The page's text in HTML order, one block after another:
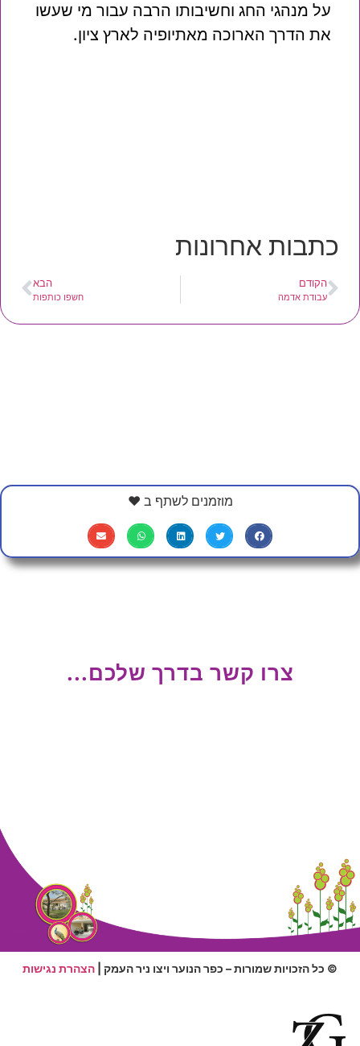
על מנהגי החג וחשיבותו הרבה עבור מי שעשו
את הדרך הארוכה מאתיופיה לארץ ציון.
כתבות אחרונות
הקודם
עבודת אדמה
הבא
חשפו כותפות
מוזמנים לשתף ב ❤
צרו קשר בדרך שלכם...
© כל הזכויות שמורות – כפר הנוער ויצו ניר העמק | הצהרת נגישות